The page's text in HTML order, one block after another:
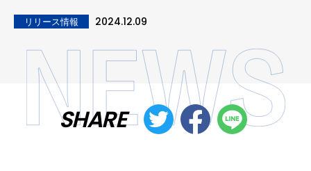
リリース情報 2024.12.09
SHARE